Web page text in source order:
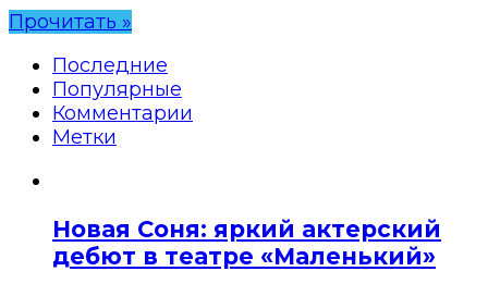
Прочитать »
Последние
Популярные
Комментарии
Метки
Новая Соня: яркий актерский
дебют в театре «Маленький»